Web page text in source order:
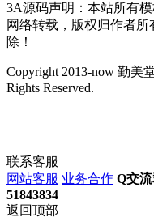
3A源码声明：本站所有
网络转载，版权归作者
除！
Copyright 2013-now 勤美
Rights Reserved.
联系客服
网站客服 业务合作 Q交
51843834
返回顶部